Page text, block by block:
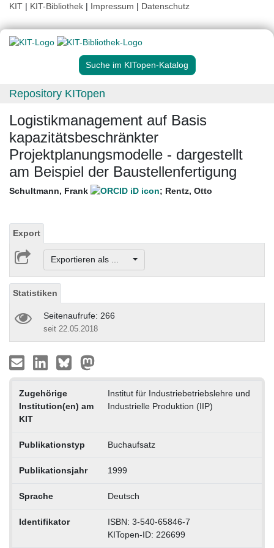
KIT | KIT-Bibliothek | Impressum | Datenschutz
Suche im KITopen-Katalog
Repository KITopen
Logistikmanagement auf Basis
kapazitätsbeschränkter
Projektplanungsmodelle - dargestellt
am Beispiel der Baustellenfertigung
Schultmann, Frank ; Rentz, Otto
Export
Exportieren als ...
Statistiken
Seitenaufrufe: 266
seit 22.05.2018
Zugehörige
Institution(en) am
KIT
Institut für Industriebetriebslehre und
Industrielle Produktion (IIP)
Publikationstyp Buchaufsatz
Publikationsjahr 1999
Sprache Deutsch
Identifikator
ISBN: 3-540-65846-7
KITopen-ID: 226699